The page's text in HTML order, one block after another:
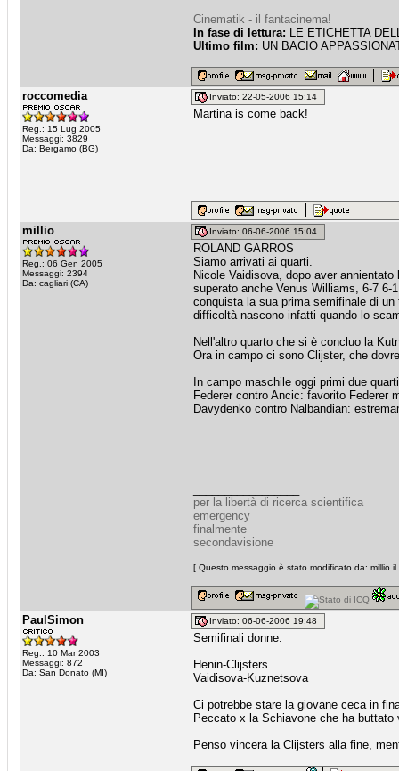
Cinematik - il fantacinema!
In fase di lettura: LE ETICHETTA
Ultimo film: UN BACIO
roccomedia
Reg.: 15 Lug 2005
Messaggi: 3829
Da: Bergamo (BG)
Inviato: 22-05-2006 15:14
Martina is come back!
millio
Reg.: 06 Gen 2005
Messaggi: 2394
Da: cagliari (CA)
Inviato: 06-06-2006 15:04
ROLAND GARROS
Siamo arrivati ai quarti.
Nicole Vaidisova, dopo aver
superato anche Venus Williams, 6-7
conquista la sua prima semifinale di
difficoltà nascono infatti quando lo
Nell'altro quarto che si è concluo la
Ora in campo ci sono Clijster, che
In campo maschile oggi primi due
Federer contro Ancic: favorito Federer
Davydenko contro Nalbandian:
per la libertà di ricerca scientifica
emergency
finalmente
secondavisione
[ Questo messaggio è stato modificato da: millio
PaulSimon
Reg.: 10 Mar 2003
Messaggi: 872
Da: San Donato (MI)
Inviato: 06-06-2006 19:48
Semifinali donne:
Henin-Clijsters
Vaidisova-Kuznetsova
Ci potrebbe stare la giovane ceca in
Peccato x la Schiavone che ha
Penso vincera la Clijsters alla fine,